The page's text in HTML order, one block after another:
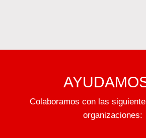
Colaboramos con las
organizaciones: